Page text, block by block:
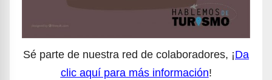
Sé parte de nuestra red de colaboradores, ¡Da
clic aquí para más información!